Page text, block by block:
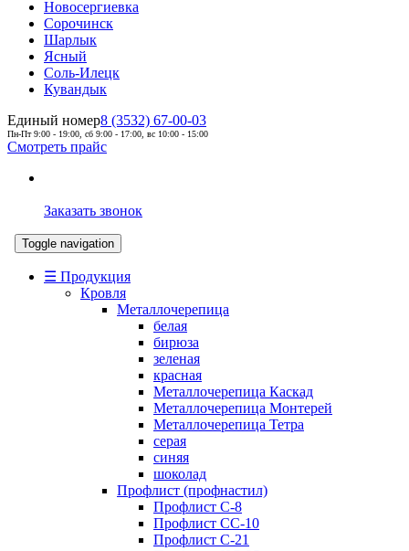
Новосергиевка
Сорочинск
Шарлык
Ясный
Соль-Илецк
Кувандык
Единый номер8 (3532) 67-00-03
Пн-Пт 9:00 - 19:00, сб 9:00 - 17:00, вс 10:00 - 15:00
Смотреть прайс
Заказать звонок
Toggle navigation
☰ Продукция
Кровля
Металлочерепица
белая
бирюза
зеленая
красная
Металлочерепица Каскад
Металлочерепица Монтерей
Металлочерепица Тетра
серая
синяя
шоколад
Профлист (профнастил)
Профлист С-8
Профлист СС-10
Профлист C-21